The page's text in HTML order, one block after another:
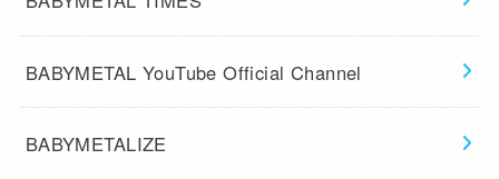
BABYMETAL YouTube Official Channel
BABYMETALIZE